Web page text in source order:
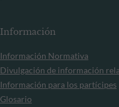
Información
Información Normativa
Divulgación de información
Información para los partícipes
Glosario